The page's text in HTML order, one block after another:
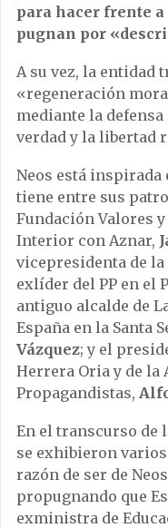
para hacer frente
pugnan por
A su vez, la entidad
«regeneración
mediante la
verdad y la libertad
Neos está
tiene entre sus
Fundación Valores
Interior con Aznar,
vicepresidenta de
exlíder del PP en el
antiguo alcalde de
España en la Santa
Vázquez; y el
Herrera Oria y de la
Propagandistas,
En el transcurso de
se exhibieron
razón de ser de
propugnando que
exministra de